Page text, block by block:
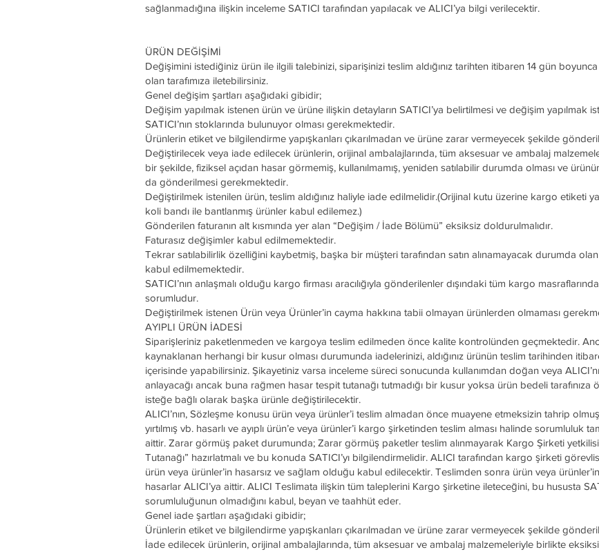
sağlanmadığına ilişkin inceleme SATICI tarafından yapılacak ve ALICI’ya bilgi verilecektir.
ÜRÜN DEĞİŞİMİ
Değişimini istediğiniz ürün ile ilgili talebinizi, siparişinizi teslim aldığınız tarihten itibaren 14 gün boyunca
olan tarafımıza iletebilirsiniz.
Genel değişim şartları aşağıdaki gibidir;
Değişim yapılmak istenen ürün ve ürüne ilişkin detayların SATICI’ya belirtilmesi ve değişim yapılmak
SATICI’nın stoklarında bulunuyor olması gerekmektedir.
Ürünlerin etiket ve bilgilendirme yapışkanları çıkarılmadan ve ürüne zarar vermeyecek şekilde
Değiştirilecek veya iade edilecek ürünlerin, orijinal ambalajlarında, tüm aksesuar ve ambalaj
bir şekilde, fiziksel açıdan hasar görmemiş, kullanılmamış, yeniden satılabilir durumda olması ve
da gönderilmesi gerekmektedir.
Değiştirilmek istenilen ürün, teslim aldığınız haliyle iade edilmelidir.(Orijinal kutu üzerine kargo etiketi
koli bandı ile bantlanmış ürünler kabul edilemez.)
Gönderilen faturanın alt kısmında yer alan “Değişim / İade Bölümü” eksiksiz doldurulmalıdır.
Faturasız değişimler kabul edilmemektedir.
Tekrar satılabilirlik özelliğini kaybetmiş, başka bir müşteri tarafından satın alınamayacak durumda
kabul edilmemektedir.
SATICI’nın anlaşmalı olduğu kargo firması aracılığıyla gönderilenler dışındaki tüm kargo
sorumludur.
Değiştirilmek istenen Ürün veya Ürünler’in cayma hakkına tabii olmayan ürünlerden olmaması
AYIPLI ÜRÜN İADESİ
Siparişleriniz paketlenmeden ve kargoya teslim edilmeden önce kalite kontrolünden geçmektedir.
kaynaklanan herhangi bir kusur olması durumunda iadelerinizi, aldığınız ürünün teslim tarihinden
içerisinde yapabilirsiniz. Şikayetiniz varsa inceleme süreci sonucunda kullanımdan doğan veya
anlayacağı ancak buna rağmen hasar tespit tutanağı tutmadığı bir kusur yoksa ürün bedeli tarafınıza
isteğe bağlı olarak başka ürünle değiştirilecektir.
ALICI’nın, Sözleşme konusu ürün veya ürünler’i teslim almadan önce muayene etmeksizin tahrip olmuş,
yırtılmış vb. hasarlı ve ayıplı ürün’e veya ürünler’i kargo şirketinden teslim alması halinde sorumluluk
aittir. Zarar görmüş paket durumunda; Zarar görmüş paketler teslim alınmayarak Kargo Şirketi
Tutanağı” hazırlatmalı ve bu konuda SATICI’yı bilgilendirmelidir. ALICI tarafından kargo şirketi
ürün veya ürünler’in hasarsız ve sağlam olduğu kabul edilecektir. Teslimden sonra ürün veya
hasarlar ALICI’ya aittir. ALICI Teslimata ilişkin tüm taleplerini Kargo şirketine ileteceğini, bu hususta
sorumluluğunun olmadığını kabul, beyan ve taahhüt eder.
Genel iade şartları aşağıdaki gibidir;
Ürünlerin etiket ve bilgilendirme yapışkanları çıkarılmadan ve ürüne zarar vermeyecek şekilde
İade edilecek ürünlerin, orijinal ambalajlarında, tüm aksesuar ve ambalaj malzemeleriyle birlikte